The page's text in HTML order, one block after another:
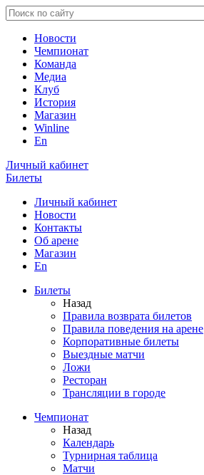
Новости
Чемпионат
Команда
Медиа
Клуб
История
Магазин
Winline
En
Личный кабинет
Билеты
Личный кабинет
Новости
Контакты
Об арене
Магазин
En
Билеты
Назад
Правила возврата билетов
Правила поведения на арене
Корпоративные билеты
Выездные матчи
Ложи
Ресторан
Трансляции в городе
Чемпионат
Назад
Календарь
Турнирная таблица
Матчи